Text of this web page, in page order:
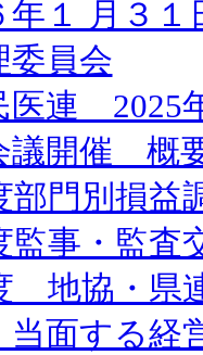
年１ 月３
委員会
医連 2025
議開催 概
部門別損
監事・監査
地協・県
面する経